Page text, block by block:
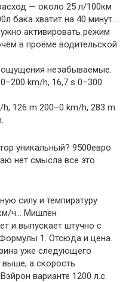
— около 25 л/100км
бака хватит на 40 минут…
активировать режим
в проёме водительской
ощущения незабываемые.
km/h, 16,7 s 0–300
126 m 200–0 km/h, 283 m
уникальный? 9500евро
нет смысла все это
силу и темпиратуру
ч… Мишлен
и выпускает штучно с
1. Отсюда и цена.
уже следующего
а скорость
варианте 1200 л.с.